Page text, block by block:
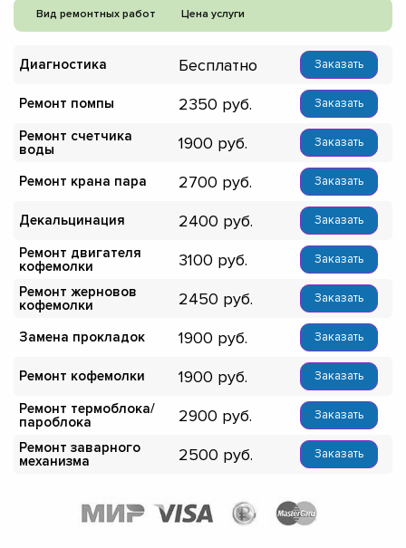
Вид ремонтных работ Цена услуги
Диагностика Бесплатно Заказать
Ремонт помпы 2350 Заказать
Ремонт счетчика
воды
1900 Заказать
Ремонт крана пара 2700 Заказать
Декальцинация 2400 Заказать
Ремонт двигателя
кофемолки
3100 Заказать
Ремонт жерновов
кофемолки
2450 Заказать
Замена прокладок 1900 Заказать
Ремонт кофемолки 1900 Заказать
Ремонт термоблока/
пароблока
2900 Заказать
Ремонт заварного
механизма
2500 Заказать